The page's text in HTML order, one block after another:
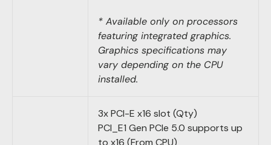
* Available only on processors
featuring integrated graphics.
Graphics specifications may
vary depending on the CPU
installed.
3x PCI-E x16 slot (Qty)
PCI_E1 Gen PCIe 5.0 supports up
to x16 (From CPU)